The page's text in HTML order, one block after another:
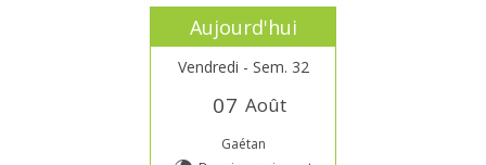
Aujourd'hui
Vendredi - Sem. 32
07 Août
Gaétan